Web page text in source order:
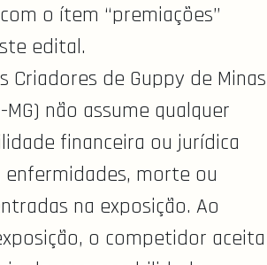
o ítem “premiações”
edital.
Criadores de Guppy de Minas
MG) não assume qualquer
financeira ou jurídica
enfermidades, morte ou
na exposição. Ao
o competidor aceita